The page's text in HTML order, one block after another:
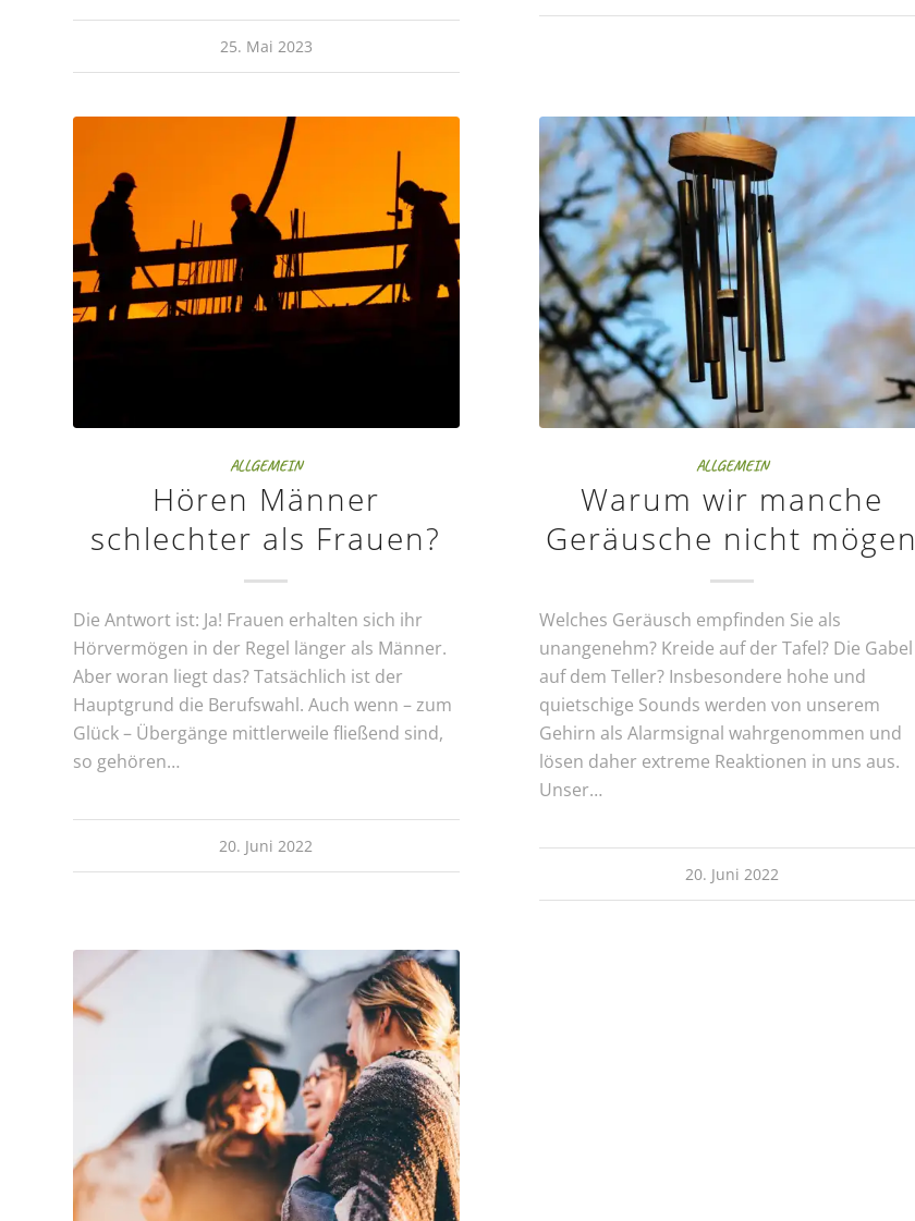
25. Mai 2023
ALLGEMEIN
Hören Männer
schlechter als Frauen?
Die Antwort ist: Ja! Frauen erhalten sich ihr
Hörvermögen in der Regel länger als Männer.
Aber woran liegt das? Tatsächlich ist der
Hauptgrund die Berufswahl. Auch wenn – zum
Glück – Übergänge mittlerweile fließend sind,
so gehören…
20. Juni 2022
ALLGEMEIN
Warum wir manche
Geräusche nicht mögen
Welches Geräusch empfinden Sie als
unangenehm? Kreide auf der Tafel? Die Gabel
auf dem Teller? Insbesondere hohe und
quietschige Sounds werden von unserem
Gehirn als Alarmsignal wahrgenommen und
lösen daher extreme Reaktionen in uns aus.
Unser…
20. Juni 2022